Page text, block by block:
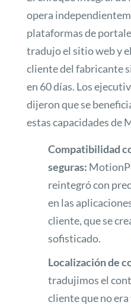
opera
plataformas de
tradujo el sitio web y
cliente del fabricante
en 60 días. Los
dijeron que se
estas capacidades de
Compatibilidad
seguras:
reintegró con
en las
cliente, que se
sofisticado.
Localización de
tradujimos el
cliente que no